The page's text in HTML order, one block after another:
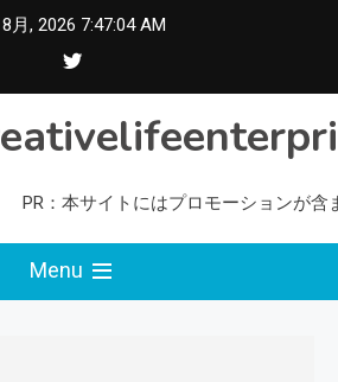
月, 2026 7:47:05 AM
PR：本サイトにはプロモーションが含
Menu